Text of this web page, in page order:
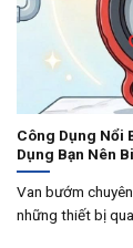
Công Dụng Nổi
Dụng Bạn Nên
Van bướm
những thiết bị